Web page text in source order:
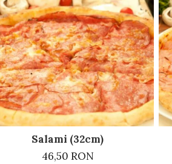
Salami (32cm)
46,50 RON